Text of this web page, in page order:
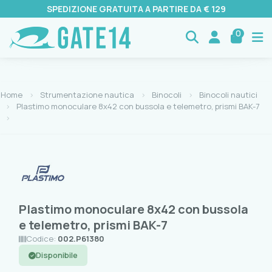
SPEDIZIONE GRATUITA A PARTIRE DA € 129
0
Home Strumentazione nautica Binocoli
Binocoli nautici
Plastimo monoculare 8x42 con bussola e telemetro, prismi BAK-7
Plastimo monoculare 8x42 con bussola
e telemetro, prismi BAK-7
Codice: 002.P61380
Disponibile